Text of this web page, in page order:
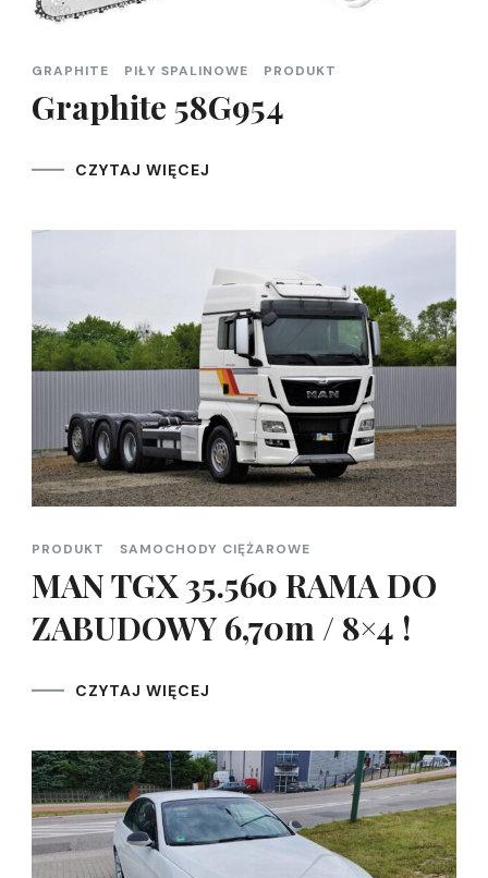
GRAPHITE PIŁY SPALINOWE PRODUKT
Graphite 58G954
CZYTAJ WIĘCEJ
PRODUKT SAMOCHODY CIĘŻAROWE
MAN TGX 35.560 RAMA DO
ZABUDOWY 6,70m / 8×4 !
CZYTAJ WIĘCEJ